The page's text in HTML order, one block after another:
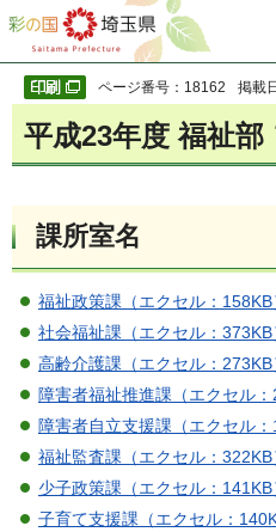
彩の国 埼玉県
ページ番号：18162 掲載
平成23年度 福祉
課所室名
福祉政策課（エクセル：158KB
社会福祉課（エクセル：373KB
高齢介護課（エクセル：273KB
障害者福祉推進課（エクセル：
障害者自立支援課（エクセル：
福祉監査課（エクセル：322KB
少子政策課（エクセル：141KB
子育て支援課（エクセル：